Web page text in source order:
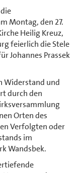
Montag, den 27.
Heilig Kreuz,
feierlich die Stele
Johannes Prassek
Widerstand und
durch den
Orten des
Verfolgten oder
im
Wandsbek.